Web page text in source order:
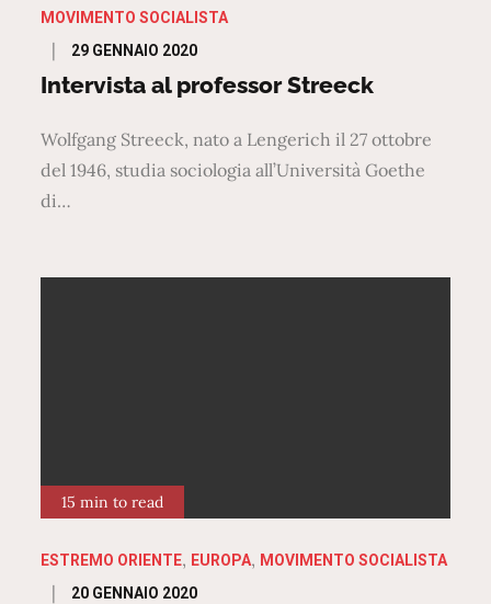
MOVIMENTO SOCIALISTA
Posted
on
29 GENNAIO 2020
Intervista al professor Streeck
Wolfgang Streeck, nato a Lengerich il 27 ottobre
del 1946, studia sociologia all’Università Goethe
di…
15 min to read
ESTREMO ORIENTE EUROPA MOVIMENTO SOCIALISTA
Posted
20 GENNAIO 2020